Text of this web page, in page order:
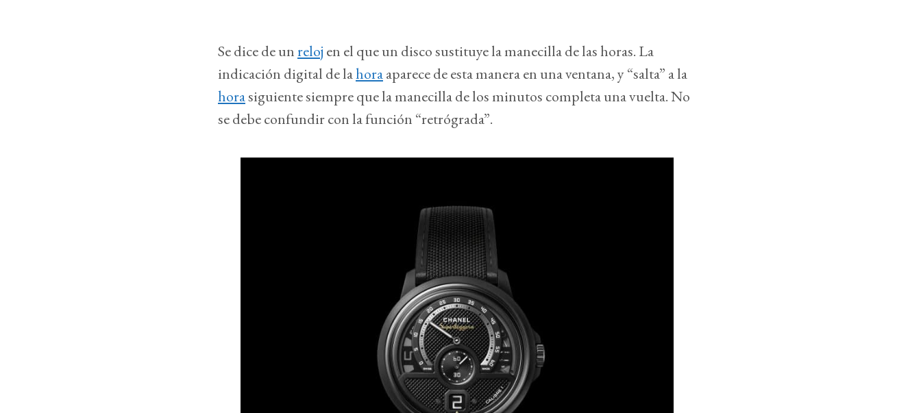
Se dice de unreloj en el que un disco sustituye la manecilla de las horas. La
indicación digital de lahoraaparece de esta manera en una ventana, y “salta” a la
horasiguiente siempre que la manecilla de los minutos completa una vuelta. No
se debe confundir con la función “retrógrada”.